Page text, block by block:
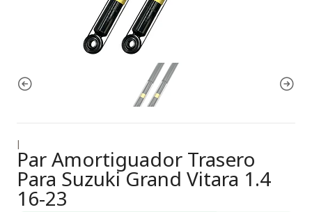
|
Par Amortiguador Trasero
Para Suzuki Grand Vitara 1.4
16-23